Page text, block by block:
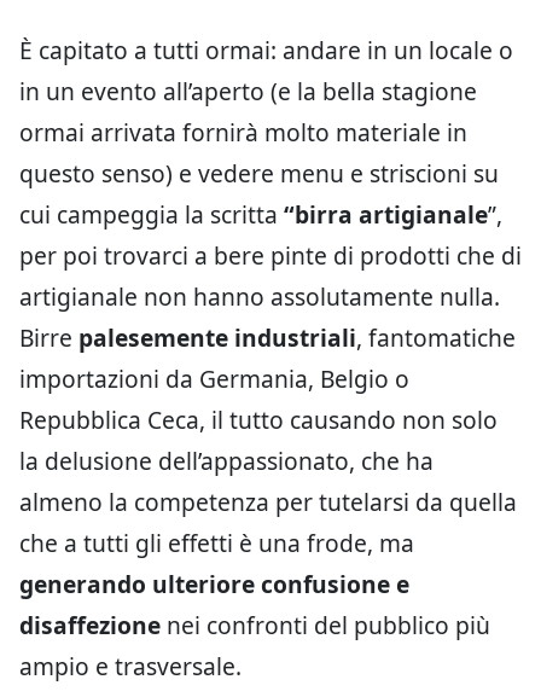
È capitato a tutti ormai: andare in un locale o
in un evento all’aperto (e la bella stagione
ormai arrivata fornirà molto materiale in
questo senso) e vedere menu e striscioni su
cui campeggia la scritta “birra artigianale”,
per poi trovarci a bere pinte di prodotti che di
artigianale non hanno assolutamente nulla.
Birre palesemente industriali, fantomatiche
importazioni da Germania, Belgio o
Repubblica Ceca, il tutto causando non solo
la delusione dell’appassionato, che ha
almeno la competenza per tutelarsi da quella
che a tutti gli effetti è una frode, ma
generando ulteriore confusione e
disaffezione nei confronti del pubblico più
ampio e trasversale.